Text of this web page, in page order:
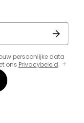
persoonlijke data
ons Privacybeleid.